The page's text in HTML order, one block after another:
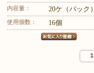
内容量： 20ケ（パック）
使用個数： 16個